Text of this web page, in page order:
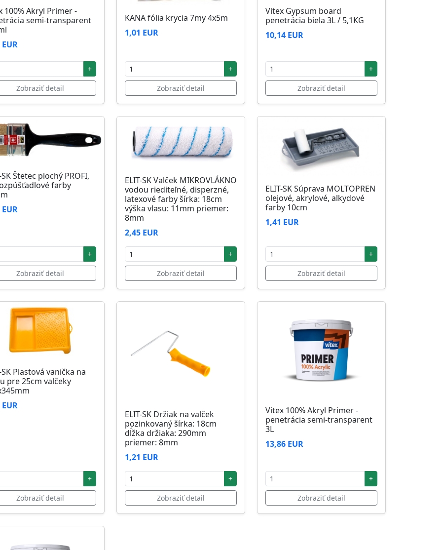
100% Akryl Primer -
semi-transparent
+
Zobraziť detail
KANA fólia krycia 7my 4x5m
1,01 EUR
+
Zobraziť detail
Vitex Gypsum board
penetrácia biela 3L / 5,1KG
10,14 EUR
+
Zobraziť detail
SK Štetec plochý PROFI,
farby
+
Zobraziť detail
ELIT-SK Valček MIKROVLÁKNO
vodou riediteľné, disperzné,
latexové farby šírka: 18cm
výška vlasu: 11mm priemer:
8mm
2,45 EUR
+
Zobraziť detail
ELIT-SK Súprava MOLTOPREN
olejové, akrylové, alkydové
farby 10cm
1,41 EUR
+
Zobraziť detail
SK Plastová vanička na
pre 25cm valčeky
+
Zobraziť detail
ELIT-SK Držiak na valček
pozinkovaný šírka: 18cm
dĺžka držiaka: 290mm
priemer: 8mm
1,21 EUR
+
Zobraziť detail
Vitex 100% Akryl Primer -
penetrácia semi-transparent
3L
13,86 EUR
+
Zobraziť detail